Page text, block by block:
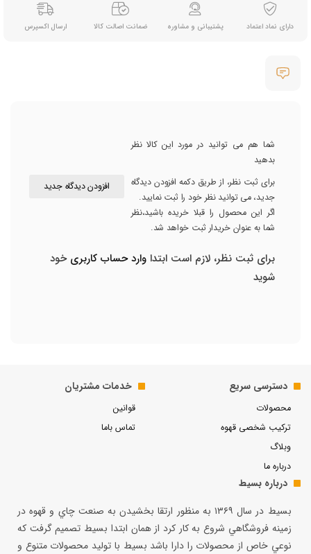
دارای نماد اعتماد پشتیبانی و مشاوره ضمانت اصالت کالا ارسال اکسپرس
شما هم می توانید در مورد این کالا نظر
بدهید
برای ثبت نظر، از طریق دکمه افزودن دیدگاه
جدید، می توانید نظر خود را ثبت نمایید.
اگر این محصول را قبلا خریده باشید،نظر
شما به عنوان خریدار ثبت خواهد شد.
افزودن دیدگاه جدید
برای ثبت نظر، لازم است ابتدا وارد حساب کاربریخود
شوید
دسترسی سریع
محصولات
ترکیب شخصی قهوه
وبلاگ
درباره ما
خدمات مشتریان
قوانین
تماس باما
درباره بسیط
بسيط در سال ۱۳۶۹ به منظور ارتقا بخشيدن به صنعت چاي و قهوه در
زمينه فروشگاهي شروع به كار كرد از همان ابتدا بسيط تصميم گرفت كه
نوعي خاص از محصولات را دارا باشد بسيط با توليد محصولات متنوع و